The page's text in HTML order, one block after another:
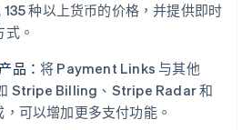
种以上货币的价格，并提供即时
。
品： 将 Payment Links 与其他
Stripe Billing、Stripe Radar 和
可以增加更多支付功能。